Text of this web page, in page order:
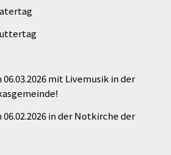
mit Livemusik in der
in der Notkirche der